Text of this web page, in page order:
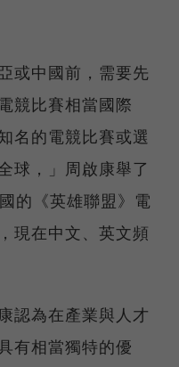
或中國前，需要先
競比賽相當國際
名的電競比賽或選
球，」周啟康舉了
的《英雄聯盟》電
現在中文、英文頻
認為在產業與人才
有相當獨特的優